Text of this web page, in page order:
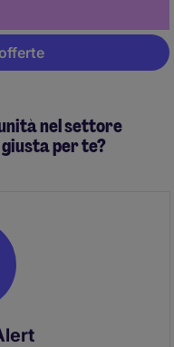
nel settore
per te?